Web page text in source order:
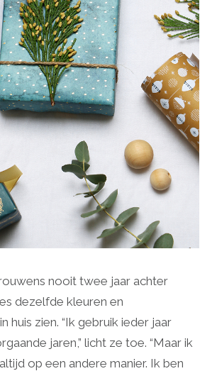
nooit twee jaar achter
dezelfde kleuren en
huis zien. “Ik gebruik ieder jaar
jaren,” licht ze toe. “Maar ik
op een andere manier. Ik ben